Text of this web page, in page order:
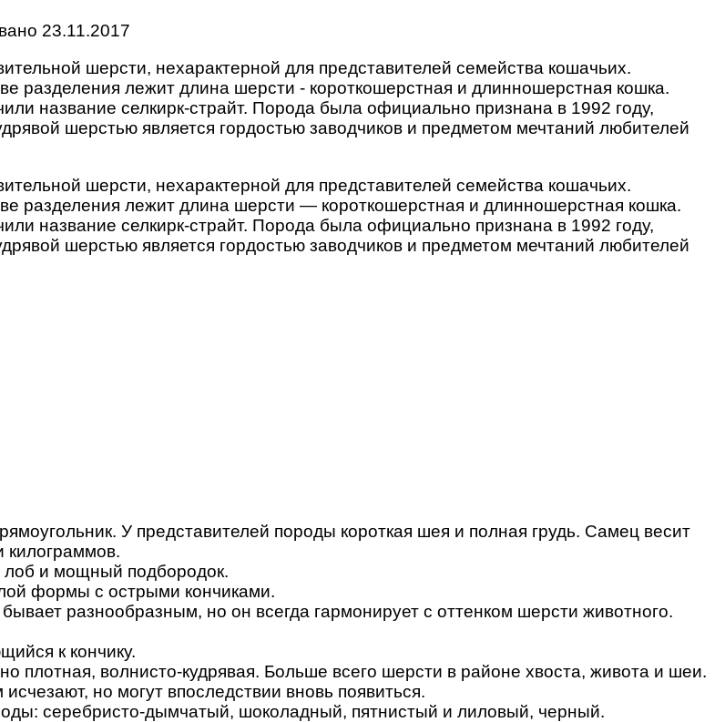
23.11.2017
шерсти, нехарактерной для представителей семейства кошачьих.
разделения лежит длина шерсти - короткошерстная и длинношерстная кошка.
название селкирк-страйт. Порода была официально признана в 1992 году,
шерстью является гордостью заводчиков и предметом мечтаний любителей
шерсти, нехарактерной для представителей семейства кошачьих.
разделения лежит длина шерсти — короткошерстная и длинношерстная кошка.
название селкирк-страйт. Порода была официально признана в 1992 году,
шерстью является гордостью заводчиков и предметом мечтаний любителей
У представителей породы короткая шея и полная грудь. Самец весит
килограммов.
лоб и мощный подбородок.
формы с острыми кончиками.
разнообразным, но он всегда гармонирует с оттенком шерсти животного.
к кончику.
плотная, волнисто-кудрявая. Больше всего шерсти в районе хвоста, живота и шеи.
но могут впоследствии вновь появиться.
серебристо-дымчатый, шоколадный, пятнистый и лиловый, черный.